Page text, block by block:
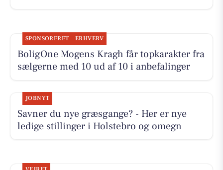
SPONSORERET ERHVERV
BoligOne Mogens Kragh får topkarakter fra
sælgerne med 10 ud af 10 i anbefalinger
JOBNYT
Savner du nye græsgange? - Her er nye
ledige stillinger i Holstebro og omegn